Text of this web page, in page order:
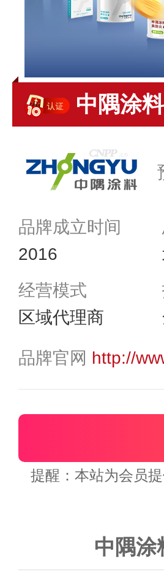
中隅涂
品牌成立时间
2016
经营模式
区域代理商
品牌官网 http://
提醒：本站为会员
中隅涂